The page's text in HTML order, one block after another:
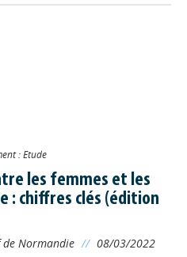
: Etude
les femmes et les
: chiffres clés (édition
de Normandie // 08/03/2022